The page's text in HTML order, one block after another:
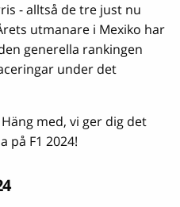
- alltså de tre just nu
utmanare i Mexiko har
generella rankingen
under det
med, vi ger dig det
på F1 2024!